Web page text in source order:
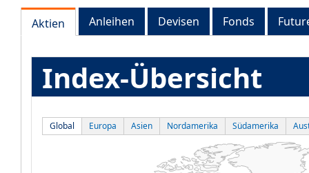
Aktien Anleihen Devisen Fonds
Index-Übersicht
Global Europa Asien Nordamerika Südamerika